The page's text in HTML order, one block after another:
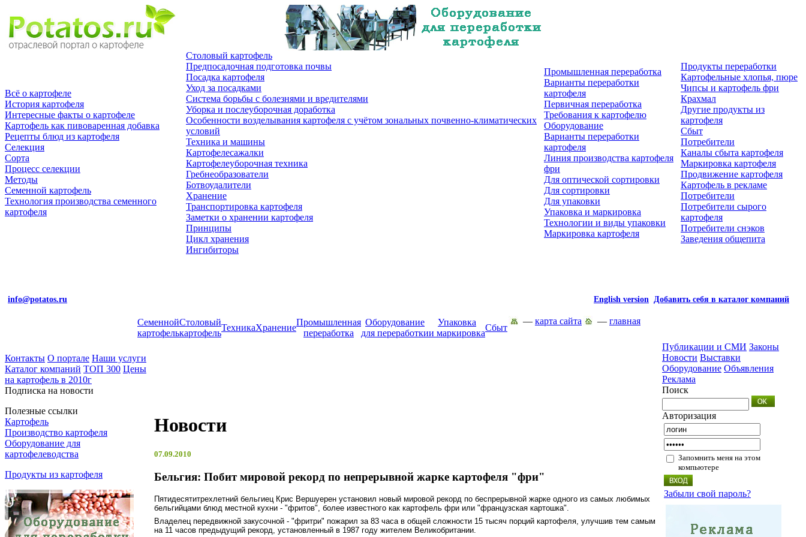
Всё о картофеле
История картофеля
Интересные факты о картофеле
Картофель как пивоваренная добавка
Рецепты блюд из картофеля
Селекция
Сорта
Процесс селекции
Методы
Семенной картофель
Технология производства семенного
картофеля
Столовый картофель
Предпосадочная подготовка почвы
Посадка картофеля
Уход за посадками
Система борьбы с болезнями и вредителями
Уборка и послеуборочная доработка
Особенности возделывания картофеля с учётом зональных почвенно-климатических
условий
Техника и машины
Картофелесажалки
Картофелеуборочная техника
Гребнеобразователи
Ботвоудалители
Хранение
Транспортировка картофеля
Заметки о хранении картофеля
Принципы
Цикл хранения
Ингибиторы
Промышленная переработка
Варианты переработки
картофеля
Первичная переработка
Требования к картофелю
Оборудование
Варианты переработки
картофеля
Линия производства картофеля
фри
Для оптической сортировки
Для сортировки
Для упаковки
Упаковка и маркировка
Технологии и виды упаковки
Маркировка картофеля
Продукты перерaботки
Картофельные хлопья, пюре
Чипсы и картофель фри
Крахмал
Другие продукты из
картофеля
Сбыт
Потребители
Каналы сбыта картофеля
Маркировка картофеля
Продвижение картофеля
Картофель в рекламе
Потребители
Потребители сырого
картофеля
Потребители снэков
Заведения общепита
info@potatos.ru English version Добавить себя в каталог компаний
Cеменной
картофель
Столовый
картофель
ТехникаХранение
Промышленная
переработка
Оборудование
для переработки
Упаковка
и маркировка
Сбыт
— карта сайта — главная
Контакты О портале Наши услуги
Каталог компаний ТОП 300 Цены
на картофель в 2010г
Подписка на новости
Полезные ссылки
Картофель
Производство картофеля
Оборудование для
картофелеводства
Продукты из картофеля
Новости
07.09.2010
Бельгия: Побит мировой рекорд по непрерывной жарке картофеля "фри"
Пятидесятитрехлетний бельгиец Крис Вершуерен установил новый мировой рекорд по беспрерывной жарке одного из самых любимых
бельгийцами блюд местной кухни - "фритов", более известного как картофель фри или "французская картошка".
Владелец передвижной закусочной - "фритри" пожарил за 83 часа в общей сложности 15 тысяч порций картофеля, улучшив тем самым
на 11 часов предыдущий рекорд, установленный в 1987 году жителем Великобритании.
Публикации и СМИ Законы
Новости Выставки
Оборудование Объявления
Реклама
Поиск
Авторизация
Запомнить меня на этом
компьютере
Забыли свой пароль?